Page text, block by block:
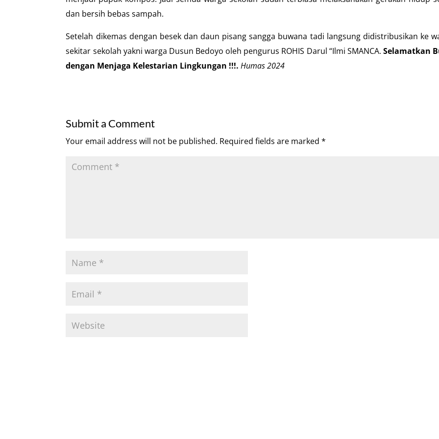
dan bersih bebas sampah.
Setelah dikemas dengan besek dan daun pisang sangga buwana tadi langsung didistribusikan ke
sekitar sekolah yakni warga Dusun Bedoyo oleh pengurus ROHIS Darul “Ilmi SMANCA. Selamatkan
dengan Menjaga Kelestarian Lingkungan !!!.Humas 2024
Submit a Comment
Your email address will not be published. Required fields are marked*